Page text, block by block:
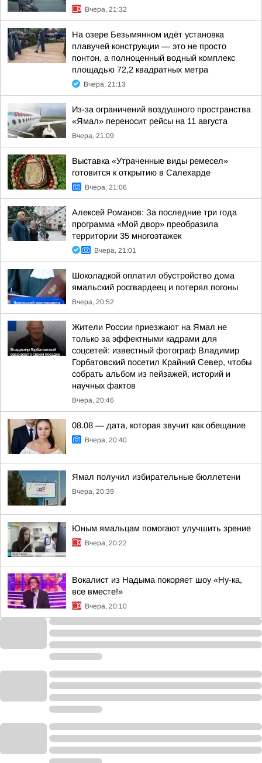
Вчера, 21:32
На озере Безымянном идёт установка
плавучей конструкции — это не просто
понтон, а полноценный водный комплекс
площадью 72,2 квадратных метра
Вчера, 21:13
Из-за ограничений воздушного пространства
«Ямал» переносит рейсы на 11 августа
Вчера, 21:09
Выставка «Утраченные виды ремесел»
готовится к открытию в Салехарде
Вчера, 21:06
Алексей Романов: За последние три года
программа «Мой двор» преобразила
территории 35 многоэтажек
Вчера, 21:01
Шоколадкой оплатил обустройство дома
ямальский росгвардеец и потерял погоны
Вчера, 20:52
Жители России приезжают на Ямал не
только за эффектными кадрами для
соцсетей: известный фотограф Владимир
Горбатовский посетил Крайний Север, чтобы
собрать альбом из пейзажей, историй и
научных фактов
Вчера, 20:46
08.08 — дата, которая звучит как обещание
Вчера, 20:40
Ямал получил избирательные бюллетени
Вчера, 20:39
Юным ямальцам помогают улучшить зрение
Вчера, 20:22
Вокалист из Надыма покоряет шоу «Ну-ка,
все вместе!»
Вчера, 20:10